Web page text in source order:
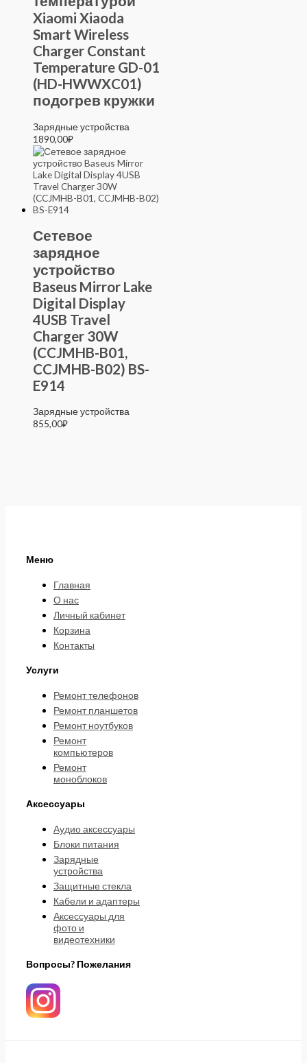
Xiaomi Xiaoda
Smart Wireless
Charger Constant
Temperature GD-01
(HD-HWWXC01)
подогрев кружки
Зарядные устройства
1890,00₽
Сетевое
зарядное
устройство
Baseus Mirror Lake
Digital Display
4USB Travel
Charger 30W
(CCJMHB-B01,
CCJMHB-B02) BS-
E914
Зарядные устройства
855,00₽
Меню
Главная
О нас
Личный кабинет
Корзина
Контакты
Услуги
Ремонт телефонов
Ремонт планшетов
Ремонт ноутбуков
Ремонт
компьютеров
Ремонт
моноблоков
Аксессуары
Аудио аксессуары
Блоки питания
Зарядные
устройства
Защитные стекла
Кабели и адаптеры
Аксессуары для
фото и
видеотехники
Вопросы? Пожелания